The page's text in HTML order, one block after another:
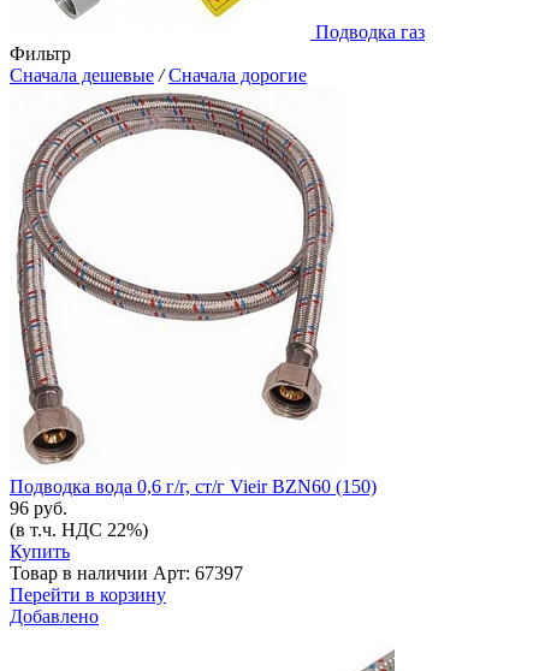
Подводка газ
Фильтр
Сначала дешевые / Сначала дорогие
Подводка вода 0,6 г/г, ст/г Vieir BZN60 (150)
96 руб.
(в т.ч. НДС 22%)
Купить
Товар в наличии Арт: 67397
Перейти в корзину
Добавлено